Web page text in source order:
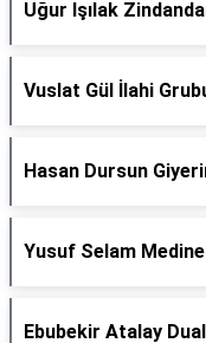
Uğur Işılak
Vuslat Gül İlahi
Hasan Dursun
Yusuf Selam
Ebubekir Atalay